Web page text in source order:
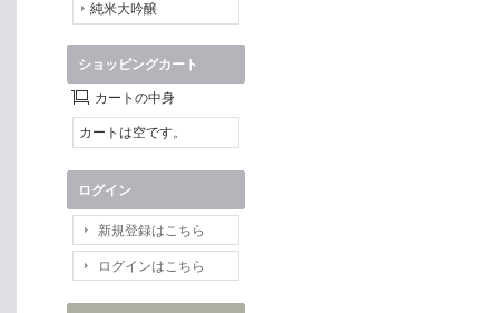
純米大吟醸
ショッピングカート
カートの中身
カートは空です。
ログイン
新規登録はこちら
ログインはこちら